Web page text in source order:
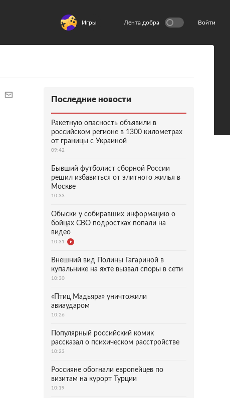
Игры Лента добра Войти
Последние новости
Ракетную опасность объявили в
российском регионе в 1300 километрах
от границы с Украиной
09:42
Бывший футболист сборной России
решил избавиться от элитного жилья в
Москве
10:33
Обыски у собиравших информацию о
бойцах СВО подростках попали на
видео
10:31
Внешний вид Полины Гагариной в
купальнике на яхте вызвал споры в сети
10:30
«Птиц Мадьяра» уничтожили
авиаударом
10:26
Популярный российский комик
рассказал о психическом расстройстве
10:23
Россияне обогнали европейцев по
визитам на курорт Турции
10:19